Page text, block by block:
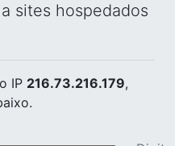
sites hospedados
IP 216.73.216.179,